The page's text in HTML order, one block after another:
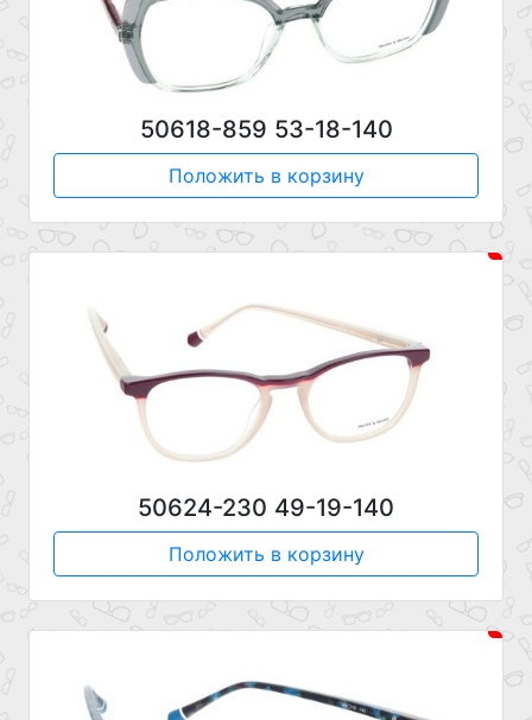
50618-859 53-18-140
Положить в корзину
50624-230 49-19-140
Положить в корзину